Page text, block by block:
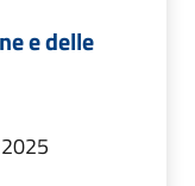
e delle